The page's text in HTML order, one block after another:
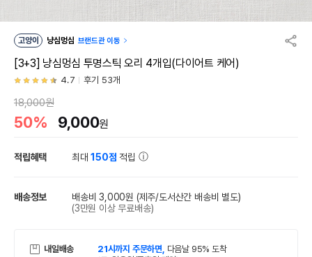
고양이 냥심멍심 브랜드관 이동
[3+3] 냥심멍심 투명스틱 오리 4개입(다이어트 케어)
4.7 후기 53개
18,000원
50% 9,000원
적립혜택 최대150점 적립
배송정보 배송비 3,000원 (제주/도서산간 배송비 별도)
(3만원 이상 무료배송)
내일배송 21시까지 주문하면, 다음날 95% 도착